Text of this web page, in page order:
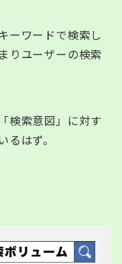
ーワードで検索し
りユーザーの検索
検索意図」に対す
はず。